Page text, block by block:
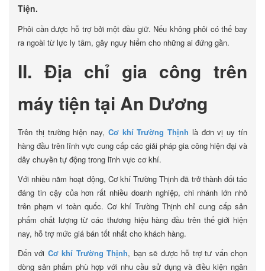
Tiện.
Phôi cần được hỗ trợ bởi một đầu giữ. Nếu không phôi có thể bay
ra ngoài từ lực ly tâm, gây nguy hiểm cho những ai đứng gần.
II. Địa chỉ gia công trên
máy tiện tại An Dương
Trên thị trường hiện nay, Cơ khí Trường Thịnh là đơn vị uy tín
hàng đầu trên lĩnh vực cung cấp các giải pháp gia công hiện đại và
dây chuyền tự động trong lĩnh vực cơ khí.
Với nhiều năm hoạt động, Cơ khí Trường Thịnh đã trở thành đối tác
đáng tin cậy của hơn rất nhiều doanh nghiệp, chi nhánh lớn nhỏ
trên phạm vi toàn quốc. Cơ khí Trường Thịnh chỉ cung cấp sản
phẩm chất lượng từ các thương hiệu hàng đầu trên thế giới hiện
nay, hỗ trợ mức giá bán tốt nhất cho khách hàng.
Đến với Cơ khí Trường Thịnh, bạn sẽ được hỗ trợ tư vấn chọn
dòng sản phẩm phù hợp với nhu cầu sử dụng và điều kiện ngân